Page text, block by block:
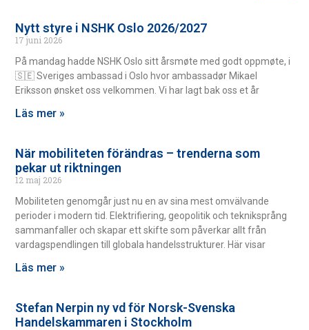
Nytt styre i NSHK Oslo 2026/2027
17 juni 2026
På mandag hadde NSHK Oslo sitt årsmøte med godt oppmøte, i
🇸🇪 Sveriges ambassad i Oslo hvor ambassadør Mikael
Eriksson ønsket oss velkommen. Vi har lagt bak oss et år
Läs mer »
När mobiliteten förändras – trenderna som
pekar ut riktningen
12 maj 2026
Mobiliteten genomgår just nu en av sina mest omvälvande
perioder i modern tid. Elektrifiering, geopolitik och tekniksprång
sammanfaller och skapar ett skifte som påverkar allt från
vardagspendlingen till globala handelsstrukturer. Här visar
Läs mer »
Stefan Nerpin ny vd för Norsk-Svenska
Handelskammaren i Stockholm